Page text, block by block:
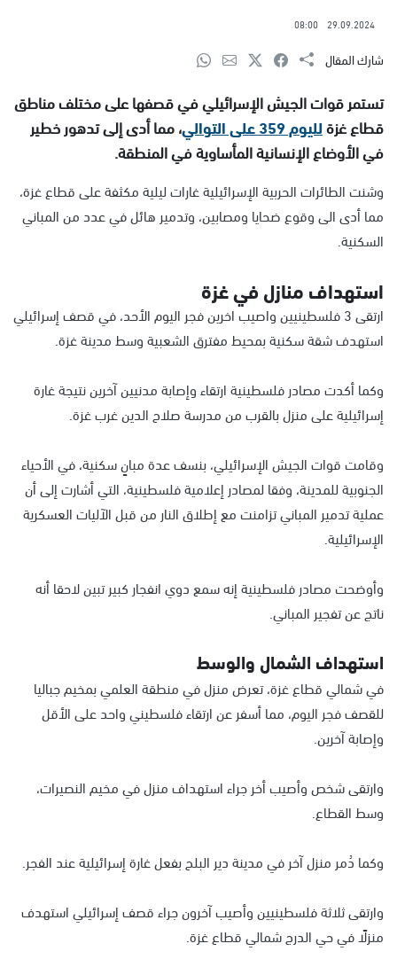
29.09.2024
08:00
شارك المقال
تستمر قوات الجيش الإسرائيلي في قصفها على مختلف مناطق
قطاع غزةلليوم 359 على التوالي
، مما أدى إلى تدهور خطير
في الأوضاع الإنسانية المأساوية في المنطقة.
وشنت الطائرات الحربية الإسرائيلية غارات ليلية مكثفة على قطاع غزة،
مما أدى الى وقوع ضحايا ومصابين، وتدمير هائل في عدد من المباني
السكنية.
استهداف منازل في غزة
ارتقى 3 فلسطينيين واصيب اخرين فجر اليوم الأحد، في قصف إسرائيلي
استهدف شقة سكنية بمحيط مفترق الشعبية وسط مدينة غزة.
وكما أكدت مصادر فلسطينية ارتقاء وإصابة مدنيين آخرين نتيجة غارة
إسرائيلية على منزل بالقرب من مدرسة صلاح الدين غرب غزة.
وقامت قوات الجيش الإسرائيلي، بنسف عدة مبانٍ سكنية، في الأحياء
الجنوبية للمدينة، وفقا لمصادر إعلامية فلسطينية، التي أشارت إلى أن
عملية تدمير المباني تزامنت مع إطلاق النار من قبل الآليات العسكرية
الإسرائيلية.
وأوضحت مصادر فلسطينية إنه سمع دوي انفجار كبير تبين لاحقا أنه
ناتج عن تفجير المباني.
استهداف الشمال والوسط
في شمالي قطاع غزة، تعرض منزل في منطقة العلمي بمخيم جباليا
للقصف فجر اليوم، مما أسفر عن ارتقاء فلسطيني واحد على الأقل
وإصابة آخرين.
وارتقى شخص وأصيب أخر جراء استهداف منزل في مخيم النصيرات،
وسط القطاع.
وكما دُمر منزل آخر في مدينة دير البلح بفعل غارة إسرائيلية عند الفجر.
وارتقى ثلاثة فلسطينيين وأصيب آخرون جراء قصف إسرائيلي استهدف
منزلًا في حي الدرج شمالي قطاع غزة.